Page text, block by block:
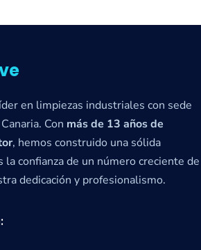
en limpiezas industriales con sede
Con más de 13 años de
, hemos construido una sólida
la confianza de un número creciente de
dedicación y profesionalismo.